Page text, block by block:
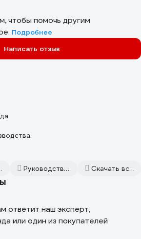
чтобы помочь другим
Подробнее
Написать отзыв
Руководство по эксплуатации Скачать всю документацию
ответит наш эксперт,
или один из покупателей